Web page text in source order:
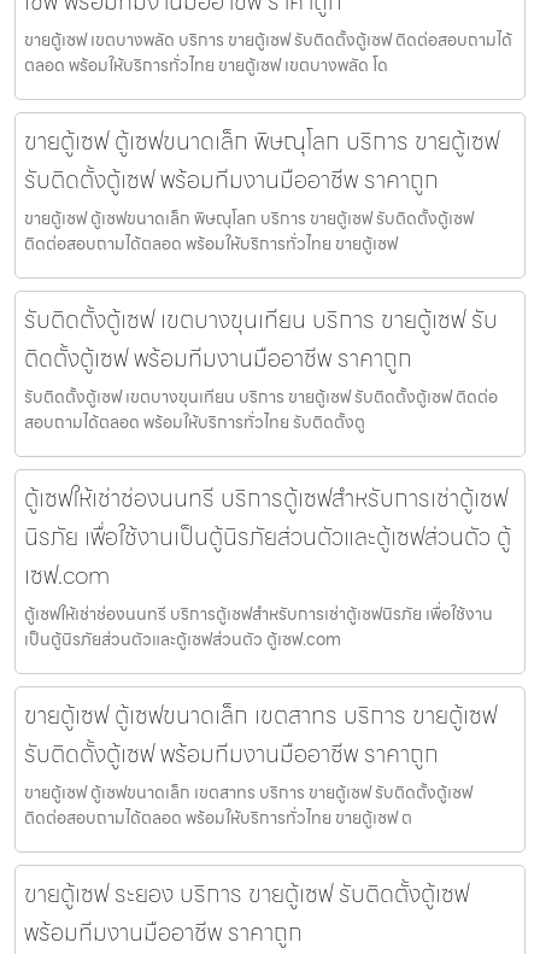
ขายตู้เซฟ เขตบางพลัด บริการ ขายตู้เซฟ รับติดตั้งตู้เซฟ ติดต่อสอบถามได้
ตลอด พร้อมให้บริการทั่วไทย ขายตู้เซฟ เขตบางพลัด โด
ขายตู้เซฟ ตู้เซฟขนาดเล็ก พิษณุโลก บริการ ขายตู้เซฟ
รับติดตั้งตู้เซฟ พร้อมทีมงานมืออาชีพ ราคาถูก
ขายตู้เซฟ ตู้เซฟขนาดเล็ก พิษณุโลก บริการ ขายตู้เซฟ รับติดตั้งตู้เซฟ
ติดต่อสอบถามได้ตลอด พร้อมให้บริการทั่วไทย ขายตู้เซฟ
รับติดตั้งตู้เซฟ เขตบางขุนเทียน บริการ ขายตู้เซฟ รับ
ติดตั้งตู้เซฟ พร้อมทีมงานมืออาชีพ ราคาถูก
รับติดตั้งตู้เซฟ เขตบางขุนเทียน บริการ ขายตู้เซฟ รับติดตั้งตู้เซฟ ติดต่อ
สอบถามได้ตลอด พร้อมให้บริการทั่วไทย รับติดตั้งตู
ตู้เซฟให้เช่าช่องนนทรี บริการตู้เซฟสำหรับการเช่าตู้เซฟ
นิรภัย เพื่อใช้งานเป็นตู้นิรภัยส่วนตัวและตู้เซฟส่วนตัว ตู้
เซฟ.com
ตู้เซฟให้เช่าช่องนนทรี บริการตู้เซฟสำหรับการเช่าตู้เซฟนิรภัย เพื่อใช้งาน
เป็นตู้นิรภัยส่วนตัวและตู้เซฟส่วนตัว ตู้เซฟ.com
ขายตู้เซฟ ตู้เซฟขนาดเล็ก เขตสาทร บริการ ขายตู้เซฟ
รับติดตั้งตู้เซฟ พร้อมทีมงานมืออาชีพ ราคาถูก
ขายตู้เซฟ ตู้เซฟขนาดเล็ก เขตสาทร บริการ ขายตู้เซฟ รับติดตั้งตู้เซฟ
ติดต่อสอบถามได้ตลอด พร้อมให้บริการทั่วไทย ขายตู้เซฟ ต
ขายตู้เซฟ ระยอง บริการ ขายตู้เซฟ รับติดตั้งตู้เซฟ
พร้อมทีมงานมืออาชีพ ราคาถูก